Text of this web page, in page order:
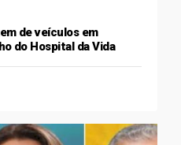
de veículos em
do Hospital da Vida